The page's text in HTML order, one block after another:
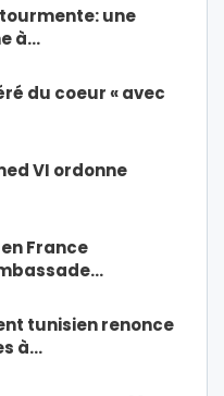
une
à…
du coeur « avec
VI ordonne
France
tunisien renonce
à…